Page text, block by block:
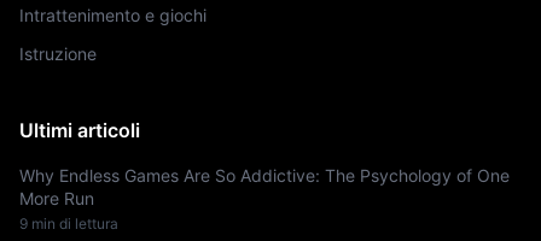
Intrattenimento e giochi
Istruzione
Ultimi articoli
Why Endless Games Are So Addictive: The Psychology of One
More Run
9 min di lettura